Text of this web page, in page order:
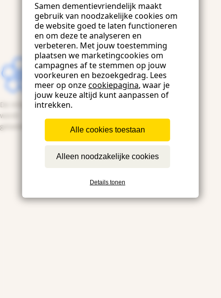
Samen dementievriendelijk maakt
gebruik van noodzakelijke cookies om
de website goed te laten functioneren
en om deze te analyseren en
verbeteren. Met jouw toestemming
plaatsen we marketingcookies om
campagnes af te stemmen op jouw
voorkeuren en bezoekgedrag. Lees
meer op onzecookiepagina, waar je
jouw keuze altijd kunt aanpassen of
intrekken.
Alle cookies toestaan
Alleen noodzakelijke cookies
Details tonen
De inhoud
wordt
geladen...